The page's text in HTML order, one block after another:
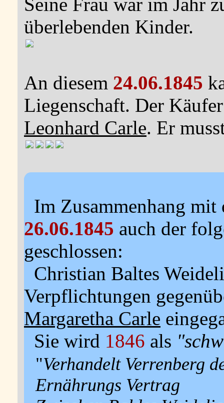
Seine Frau war im Jahr
überlebenden Kinder.
An diesem 24.06.1845
Liegenschaft. Der
Leonhard Carle. Er
Im Zusammenhang mit
26.06.1845 auch der
geschlossen:
Christian Baltes
Verpflichtungen
Margaretha Carle
Sie wird 1846 als
"Verhandelt Verrenberg
Ernährungs Vertrag